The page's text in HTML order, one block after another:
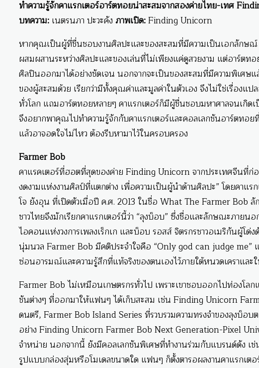
ทำความรู้จักคาแรกเตอร์อาร์ตทอยน่าสะสมจากสองค่ายไทย-เทศ
บทความ: เนตรนภา ปะวะคัง ภาพเปิด:Finding Unicorn
หากคุณเป็นผู้ที่ชื่นชอบงานศิลปะและของสะสมที่มีความเป็นเอกลักษ
ผสมผสานระหว่างศิลปะและของเล่นที่ไม่เพียงแค่ดูสวยงาม แต่อาร์ตท
ศิลปินออกมาได้อย่างชัดเจน นอกจากจะเป็นของสะสมที่มีความพิเศ
ของผู้สะสมด้วย เรียกว่ามีทั้งคุณค่าและมูลค่าในตัวเอง จึงไม่ใช่เรื่อง
ทั่วโลก แถมอาร์ตทอยหลายๆ คาแรกเตอร์ก็มีผู้ชื่นชอบมหาศาลจนเ
จึงอยากพาคุณไปทำความรู้จักกับคาแรกเตอร์และคอลเลกชันอาร์ตทอ
แล้วอาจอดใจไม่ไหว ต้องรีบหามาไว้ในครอบครอง
Farmer Bob
คาแรคเตอร์ที่ฮอตที่สุดของค่าย Finding Unicorn จากประเทศจีนที่ก่
งดงามแห่งงานศิลป์ที่แตกต่าง เพื่อความเป็นผู้นำด้านศิลปะ” โดยคาแ
โจ ยังอุน ที่เปิดตัวเมื่อปี ค.ศ. 2013 ในชื่อ What The Farmer Bob
ชาวไทยจึงมักเรียกคาแรกเตอร์นี้ว่า “ลุงบ็อบ” ซึ่งชื่อและลักษณะภายน
ไอคอนแห่งวงการเพลงเร็กเก และบ็อบ รอสส์ จิตรกรชาวอเมริกันผู้โ
นุ่มนวล Farmer Bob มีคติประจำใจคือ “Only god can judge me”
ซ่อนอารมณ์และความรู้สึกที่แท้จริงของตนเองไว้ภายใต้หนวดเคราและ
Farmer Bob ไม่เหมือนเกษตรกรทั่วไป เพราะเขาชอบออกไปท่องโล
ชันต่างๆ ที่ออกมาให้แฟนๆ ได้เก็บสะสม เช่น Finding Unicorn
ดนตรี, Farmer Bob Island Series ที่รวบรวมความทรงจำของลุงบ็อ
อย่าง Finding Unicorn Farmer Bob Next Generation-Pixel
จำหน่าย นอกจากนี้ ยังมีคอลเลกชันพิเศษที่ทำงานร่วมกับแบรนด์ดัง เ
รูปแบบกล่องสุ่มหรือโมเดลขนาดใด แฟนๆ ก็ตั้งตารอผลงานคาแรกเต